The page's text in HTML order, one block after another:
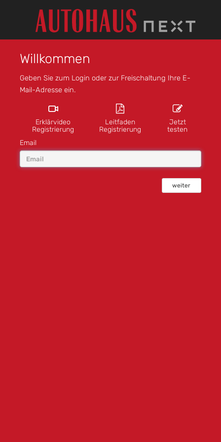
Willkommen
Geben Sie zum Login oder zur Freischaltung Ihre E-
Mail-Adresse ein.
Erklärvideo
Registrierung
Leitfaden
Registrierung
Jetzt
testen
Email